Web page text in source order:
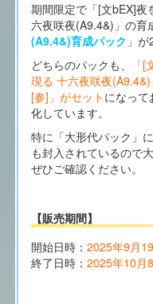
期間限定で「[文bEX]夜
六夜咲夜(A9.4&)」の育
(A9.4&)育成パック 」
どちらのパックも、
「
現る 十六夜咲夜
[参]」がセット になっ
化しています。
特に「大形代パック」
も封入されているので
ぜひご確認ください。
【販売期間】
開始日時： 2025年9月
終了日時： 2025年10月